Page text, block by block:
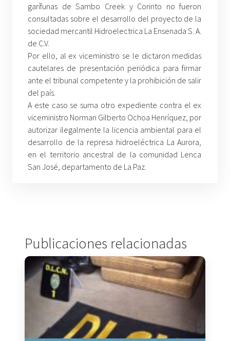
garífunas de Sambo Creek y Corinto no fueron
consultadas sobre el desarrollo del proyecto de la
sociedad mercantil Hidroelectrica La Ensenada S. A.
de C.V.
Por ello, al ex viceministro se le dictaron medidas
cautelares de presentación periódica para firmar
ante el tribunal competente y la prohibición de salir
del país.
A este caso se suma otro expediente contra el ex
viceministro Norman Gilberto Ochoa Henríquez, por
autorizar ilegalmente la licencia ambiental para el
desarrollo de la represa hidroeléctrica La Aurora,
en el territorio ancestral de la comunidad Lenca
San José, departamento de La Paz.
Publicaciones relacionadas